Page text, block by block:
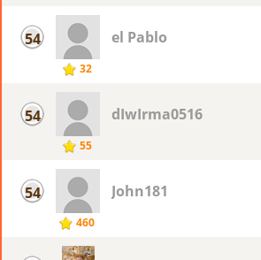
54
32
el Pablo
54
55
dIwIrma0516
54
460
John181